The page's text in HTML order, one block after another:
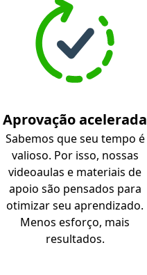
Aprovação acelerada
Sabemos que seu tempo é
valioso. Por isso, nossas
videoaulas e materiais de
apoio são pensados para
otimizar seu aprendizado.
Menos esforço, mais
resultados.